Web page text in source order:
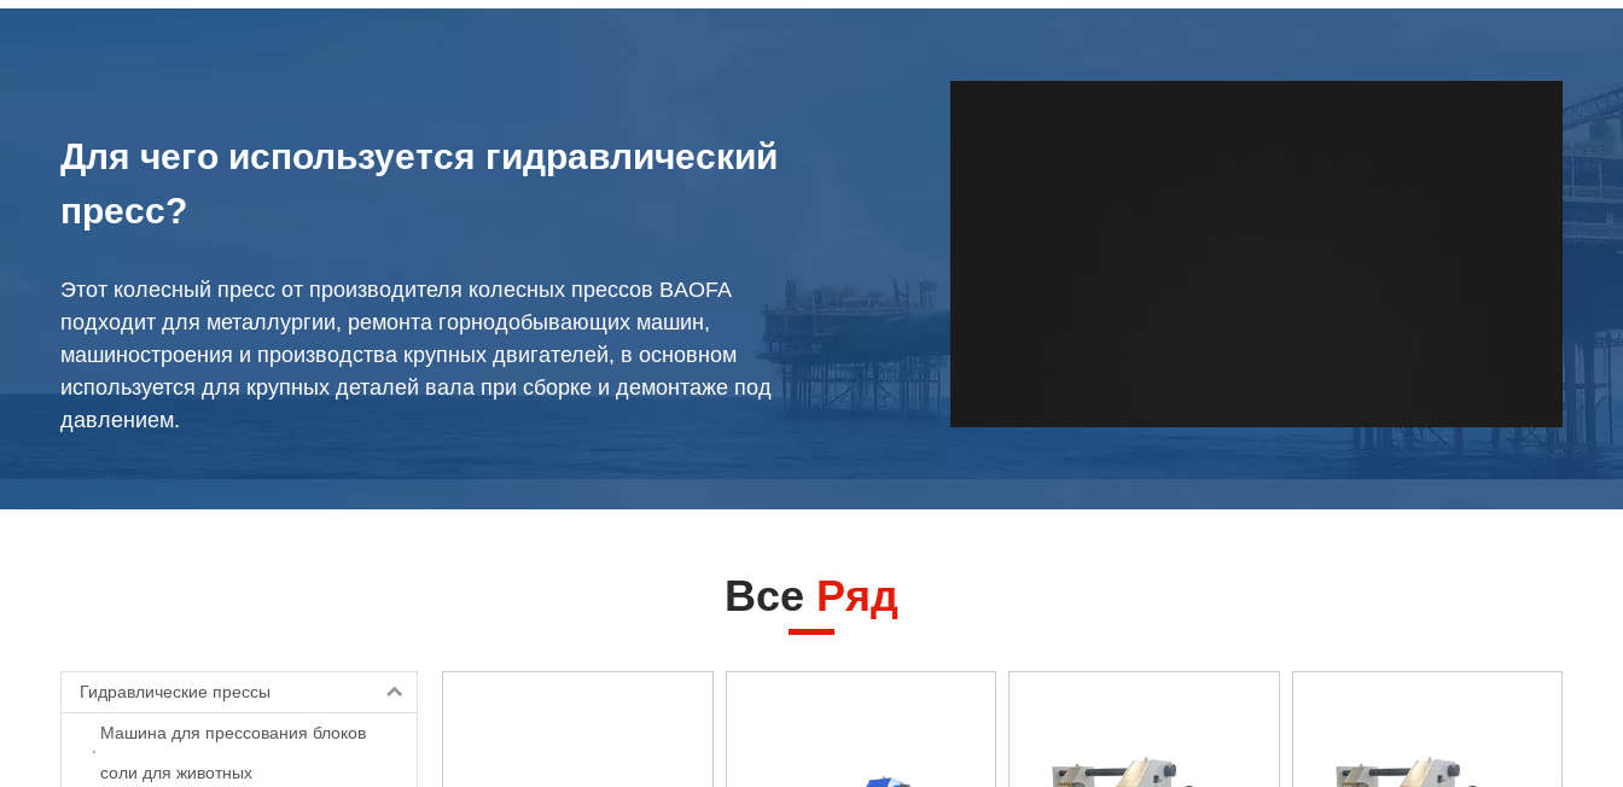
Для чего используется гидравлический
пресс?
Этот колесный пресс от производителя колесных прессов BAOFA
подходит для металлургии, ремонта горнодобывающих машин,
машиностроения и производства крупных двигателей, в основном
используется для крупных деталей вала при сборке и демонтаже под
давлением.
Все Ряд
Гидравлические прессы
Машина для прессования блоков
соли для животных